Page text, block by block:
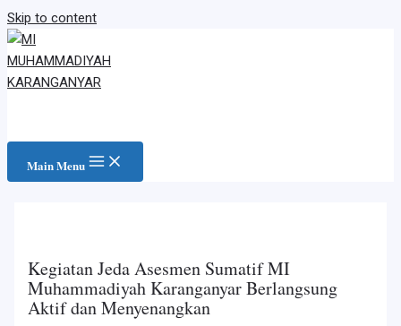
Skip to content
Main Menu
Kegiatan Jeda Asesmen Sumatif MI
Muhammadiyah Karanganyar Berlangsung
Aktif dan Menyenangkan